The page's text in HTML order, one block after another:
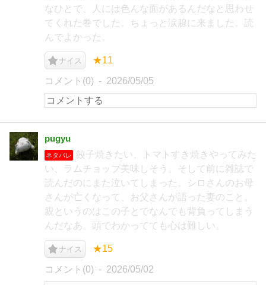
なひとで、人には色んな面があるんだなと思わせ
てくれた巻でした。ちょっと涙腺に来ました。読
んでよかった。
ナイス ★11
コメント(0) 2026/05/05
pugyu
ネタバレ
餃子焼きたい、トマトすき焼きやってみた
い、ラムチョップ美味しそう。そして前に雑誌で
読んだのにまた泣いてしまった。シロさんのお母
さんが亡くなって、お父さんが語った妻のこと。
親というのはこの子とでなんでも背負ってしまう
んだなあ。頭でわかってても心は難しい。
ナイス ★15
コメント(0) 2026/05/02